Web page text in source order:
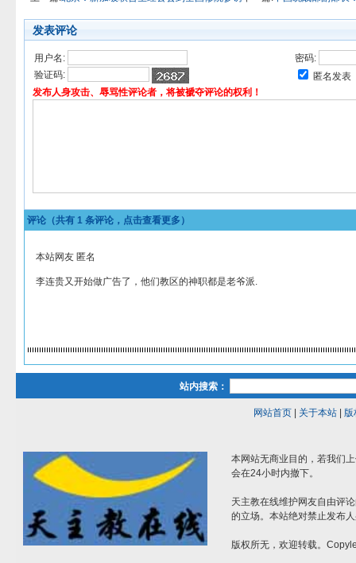
发表评论
用户名:
密码:
验证码:
匿名发表
发布人身攻击、辱骂性评论者，将被褫夺评论的权利！
评论（共有 1 条评论，点击查看更多）
本站网友 匿名
李连贵又开始做广告了，他们教区的神职都是老爷派.
站内搜索：
网站首页| 关于本站| 版
本网站无商业目的，若我们
会在24小时内撤下。
天主教在线维护网友自由评
的立场。本站绝对禁止发布
版权所无，欢迎转载。